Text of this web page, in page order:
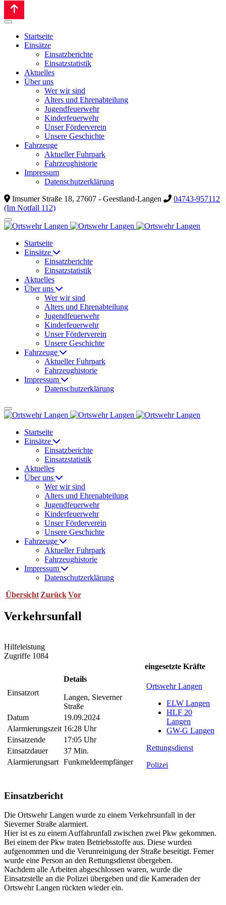
Startseite
Einsätze
Einsatzberichte
Einsatzstatistik
Aktuelles
Über uns
Wer wir sind
Alters und Ehrenabteilung
Jugendfeuerwehr
Kinderfeuerwehr
Unser Förderverein
Unsere Geschichte
Fahrzeuge
Aktueller Fuhrpark
Fahrzeughistorie
Impressum
Datenschutzerklärung
Imsumer Straße 18, 27607 - Geestland-Langen
04743-957112
(Im Notfall 112)
Startseite
Einsätze
Einsatzberichte
Einsatzstatistik
Aktuelles
Über uns
Wer wir sind
Alters und Ehrenabteilung
Jugendfeuerwehr
Kinderfeuerwehr
Unser Förderverein
Unsere Geschichte
Fahrzeuge
Aktueller Fuhrpark
Fahrzeughistorie
Impressum
Datenschutzerklärung
Startseite
Einsätze
Einsatzberichte
Einsatzstatistik
Aktuelles
Über uns
Wer wir sind
Alters und Ehrenabteilung
Jugendfeuerwehr
Kinderfeuerwehr
Unser Förderverein
Unsere Geschichte
Fahrzeuge
Aktueller Fuhrpark
Fahrzeughistorie
Impressum
Datenschutzerklärung
Übersicht ZurückVor
Verkehrsunfall
Hilfeleistung
Zugriffe 1084
Einsatzort
Details
Langen, Sieverner
Straße
Datum
19.09.2024
Alarmierungszeit 16:28 Uhr
Einsatzende
17:05 Uhr
Einsatzdauer
37 Min.
Alarmierungsart Funkmeldeempfänger
eingesetzte Kräfte
Ortswehr Langen
ELW Langen
HLF 20
Langen
GW-G Langen
Rettungsdienst
Polizei
Einsatzbericht
Die Ortswehr Langen wurde zu einem Verkehrsunfall in der
Sieverner Straße alarmiert.
Hier ist es zu einem Auffahrunfall zwischen zwei Pkw gekommen.
Bei einem der Pkw traten Betriebsstoffe aus. Diese wurden
aufgenommen und die Verunreinigung der Straße beseitigt. Ferner
wurde eine Person an den Rettungsdienst übergeben.
Nachdem alle Arbeiten abgeschlossen waren, wurde die
Einsatzstelle an die Polizei übergeben und die Kameraden der
Ortswehr Langen rückten wieder ein.